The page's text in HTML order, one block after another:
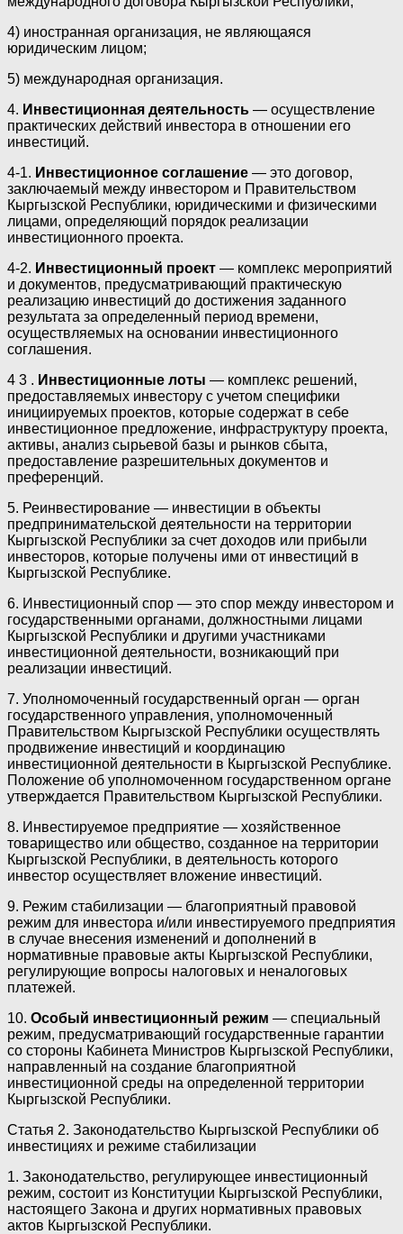
4) иностранная организация, не являющаяся
юридическим лицом;
5) международная организация.
4. Инвестиционная деятельность — осуществление
практических действий инвестора в отношении его
инвестиций.
4-1. Инвестиционное соглашение — это договор,
заключаемый между инвестором и Правительством
Кыргызской Республики, юридическими и физическими
лицами, определяющий порядок реализации
инвестиционного проекта.
4-2. Инвестиционный проект — комплекс мероприятий
и документов, предусматривающий практическую
реализацию инвестиций до достижения заданного
результата за определенный период времени,
осуществляемых на основании инвестиционного
соглашения.
4 3 . Инвестиционные лоты — комплекс решений,
предоставляемых инвестору с учетом специфики
инициируемых проектов, которые содержат в себе
инвестиционное предложение, инфраструктуру проекта,
активы, анализ сырьевой базы и рынков сбыта,
предоставление разрешительных документов и
преференций.
5. Реинвестирование — инвестиции в объекты
предпринимательской деятельности на территории
Кыргызской Республики за счет доходов или прибыли
инвесторов, которые получены ими от инвестиций в
Кыргызской Республике.
6. Инвестиционный спор — это спор между инвестором и
государственными органами, должностными лицами
Кыргызской Республики и другими участниками
инвестиционной деятельности, возникающий при
реализации инвестиций.
7. Уполномоченный государственный орган — орган
государственного управления, уполномоченный
Правительством Кыргызской Республики осуществлять
продвижение инвестиций и координацию
инвестиционной деятельности в Кыргызской Республике.
Положение об уполномоченном государственном органе
утверждается Правительством Кыргызской Республики.
8. Инвестируемое предприятие — хозяйственное
товарищество или общество, созданное на территории
Кыргызской Республики, в деятельность которого
инвестор осуществляет вложение инвестиций.
9. Режим стабилизации — благоприятный правовой
режим для инвестора и/или инвестируемого предприятия
в случае внесения изменений и дополнений в
нормативные правовые акты Кыргызской Республики,
регулирующие вопросы налоговых и неналоговых
платежей.
10. Особый инвестиционный режим — специальный
режим, предусматривающий государственные гарантии
со стороны Кабинета Министров Кыргызской Республики,
направленный на создание благоприятной
инвестиционной среды на определенной территории
Кыргызской Республики.
Статья 2. Законодательство Кыргызской Республики об
инвестициях и режиме стабилизации
1. Законодательство, регулирующее инвестиционный
режим, состоит из Конституции Кыргызской Республики,
настоящего Закона и других нормативных правовых
актов Кыргызской Республики.